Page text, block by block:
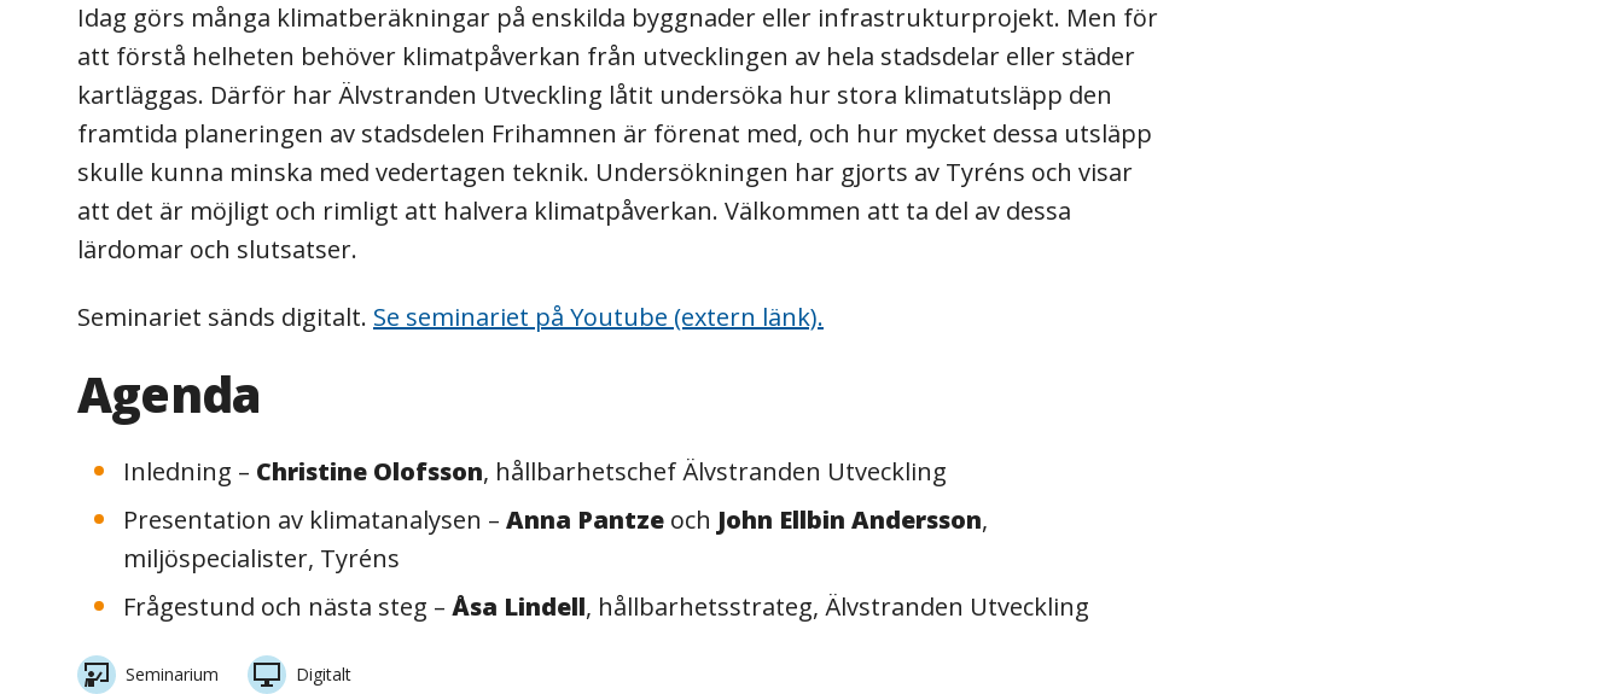
Idag görs många klimatberäkningar på enskilda byggnader eller infrastrukturprojekt. Men för
att förstå helheten behöver klimatpåverkan från utvecklingen av hela stadsdelar eller städer
kartläggas. Därför har Älvstranden Utveckling låtit undersöka hur stora klimatutsläpp den
framtida planeringen av stadsdelen Frihamnen är förenat med, och hur mycket dessa utsläpp
skulle kunna minska med vedertagen teknik. Undersökningen har gjorts av Tyréns och visar
att det är möjligt och rimligt att halvera klimatpåverkan. Välkommen att ta del av dessa
lärdomar och slutsatser.
Seminariet sänds digitalt. Se seminariet på Youtube (extern länk).
Agenda
Inledning – Christine Olofsson, hållbarhetschef Älvstranden Utveckling
Presentation av klimatanalysen – Anna Pantze och John Ellbin Andersson,
miljöspecialister, Tyréns
Frågestund och nästa steg – Åsa Lindell, hållbarhetsstrateg, Älvstranden Utveckling
Seminarium Digitalt